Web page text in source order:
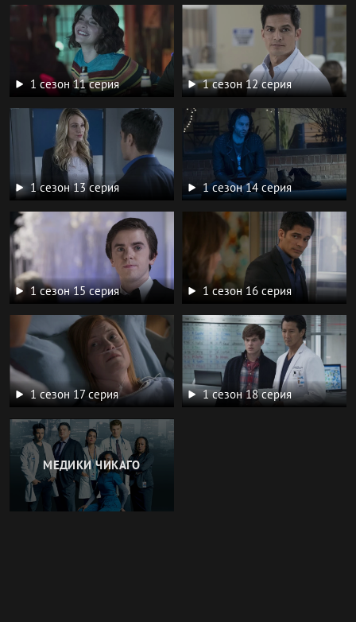
1 сезон 11 серия 1 сезон 12 серия
1 сезон 13 серия 1 сезон 14 серия
1 сезон 15 серия 1 сезон 16 серия
1 сезон 17 серия 1 сезон 18 серия
МЕДИКИ ЧИКАГО